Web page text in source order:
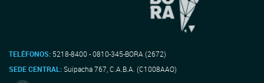
TELÉFONOS: 5218-8400 - 0810-345-BORA (2672)
SEDE CENTRAL:Suipacha 767, C.A.B.A. (C1008AAO)